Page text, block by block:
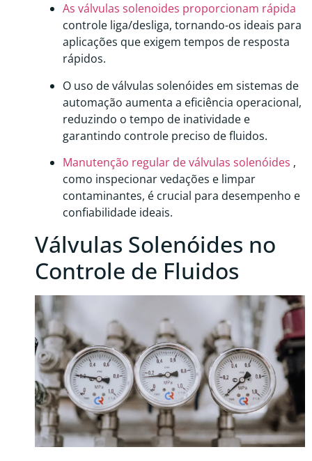
As válvulas solenoides proporcionam rápida
controle liga/desliga, tornando-os ideais para
aplicações que exigem tempos de resposta
rápidos.
O uso de válvulas solenóides em sistemas de
automação aumenta a eficiência operacional,
reduzindo o tempo de inatividade e
garantindo controle preciso de fluidos.
Manutenção regular de válvulas solenóides ,
como inspecionar vedações e limpar
contaminantes, é crucial para desempenho e
confiabilidade ideais.
Válvulas Solenóides no
Controle de Fluidos